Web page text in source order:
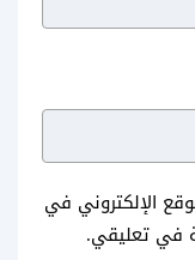
الإلكتروني في
في تعليقي.